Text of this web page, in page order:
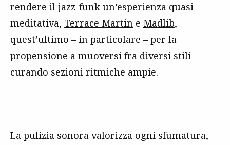
rendere il jazz-funk un’esperienza quasi
meditativa, Terrace Martin e Madlib,
quest’ultimo – in particolare – per la
propensione a muoversi fra diversi stili
curando sezioni ritmiche ampie.
La pulizia sonora valorizza ogni sfumatura,